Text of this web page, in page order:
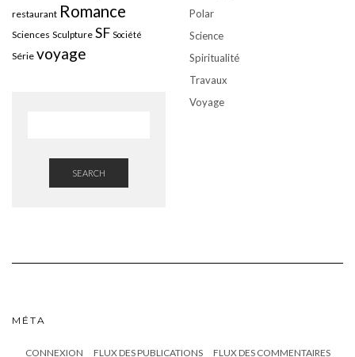
restaurant Romance
Sciences Sculpture SF Société
Série voyage
SEARCH
Polar
Science
Spiritualité
Travaux
Voyage
MÉTA
CONNEXION FLUX DES PUBLICATIONS FLUX DES COMMENTAIRES